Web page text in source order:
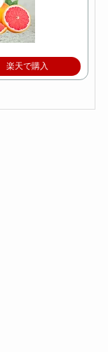
楽天で購入